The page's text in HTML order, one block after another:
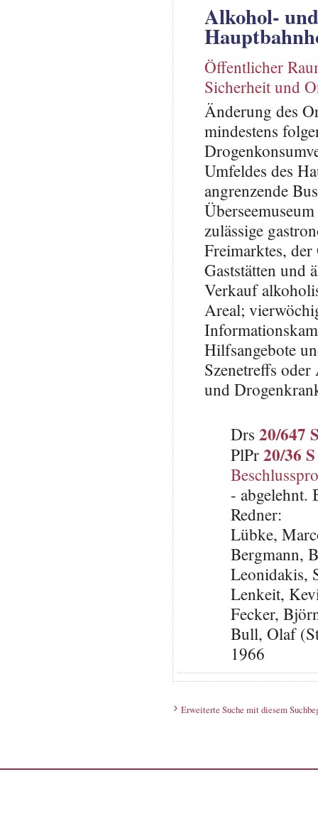
Alkohol-
Öffentlicher
Sicherheit und
Änderung des
mindestens
Umfeldes des
angrenzende
zulässige
Freimarktes,
Gaststätten und
Verkauf
Areal;
Hilfsangebote
Szenetreffs
und
Drs 20/647
PlPr20/36 S
- abgelehnt.
Redner:
Lübke,
Bergmann,
Leonidakis,
Lenkeit,
Fecker,
Bull, Olaf
1966
Erweiterte Suche mit diesem